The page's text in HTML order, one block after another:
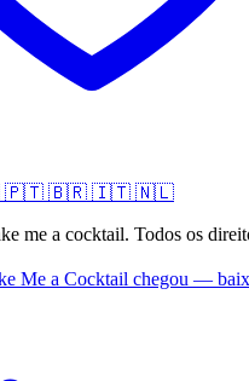
🇵🇹 🇧🇷 🇮🇹 🇳🇱
me a cocktail. Todos os
Me a Cocktail chegou —